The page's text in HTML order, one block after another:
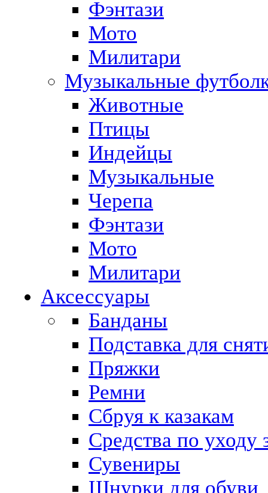
Фэнтази
Мото
Милитари
Музыкальные
Животные
Птицы
Индейцы
Музыкальные
Черепа
Фэнтази
Мото
Милитари
Аксессуары
Банданы
Подставка для
Пряжки
Ремни
Сбруя к казакам
Средства по уходу
Сувениры
Шнурки для обуви